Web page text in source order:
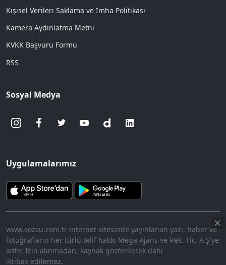
Kişisel Verileri Saklama ve İmha Politikası
Kamera Aydınlatma Metni
KVKK Başvuru Formu
RSS
Sosyal Medya
Uygulamalarımız
www.sozcu.com.tr internet sitesinde yayınlanan yazı, haber ve
fotoğrafların her türlü telif hakkı Mega Ajans ve Rek. Tic. A.Ş'ye
aittir. İzin alınmadan, kaynak gösterilerek dahi
iktibas edilemez.